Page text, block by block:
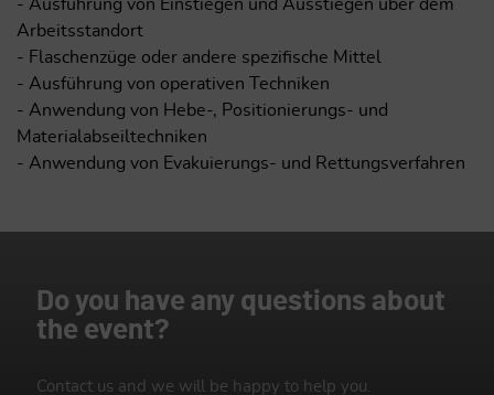
- Ausführung von Einstiegen und Ausstiegen über dem
Arbeitsstandort
- Flaschenzüge oder andere spezifische Mittel
- Ausführung von operativen Techniken
- Anwendung von Hebe-, Positionierungs- und
Materialabseiltechniken
- Anwendung von Evakuierungs- und Rettungsverfahren
Do you have any questions about
the event?
Contact us and we will be happy to help you.